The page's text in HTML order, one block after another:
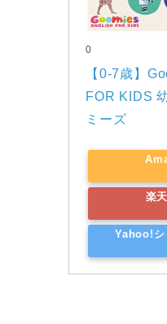
0
【0-7歳】
FOR KIDS
ミーズ
楽
Yahoo!シ